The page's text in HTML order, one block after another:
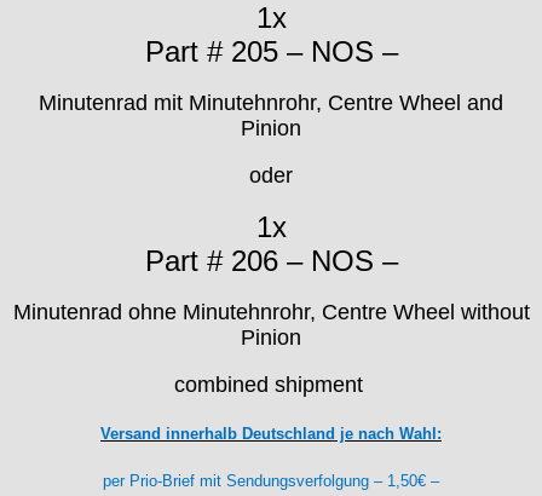
HF Bauer
Kasper
1x
Part # 205 – NOS –
Minutenrad mit Minutehnrohr, Centre Wheel and
Pinion
oder
1x
Part # 206 – NOS –
Minutenrad ohne Minutehnrohr, Centre Wheel without
Pinion
combined shipment
Versand innerhalb Deutschland je nach Wahl:
per Prio-Brief mit Sendungsverfolgung – 1,50€ –